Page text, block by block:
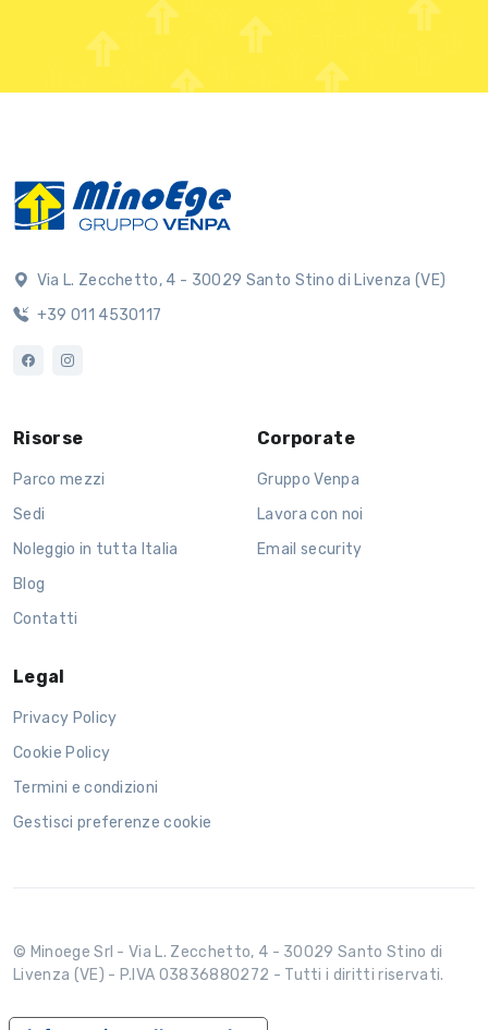
Via L. Zecchetto, 4 - 30029 Santo Stino di Livenza (VE)
+39 011 4530117
Risorse
Parco mezzi
Sedi
Noleggio in tutta Italia
Blog
Contatti
Corporate
Gruppo Venpa
Lavora con noi
Email security
Legal
Privacy Policy
Cookie Policy
Termini e condizioni
Gestisci preferenze cookie
© Minoege Srl - Via L. Zecchetto, 4 - 30029 Santo Stino di
Livenza (VE) - P.IVA 03836880272 - Tutti i diritti riservati.